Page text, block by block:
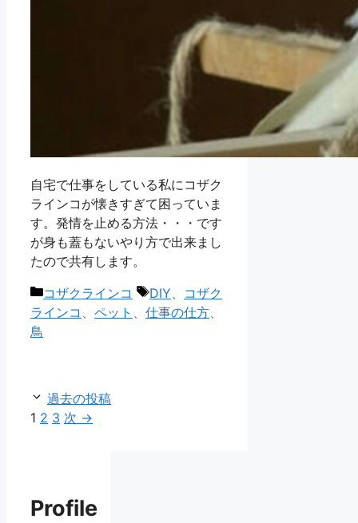
自宅で仕事をしている私にコザク
ラインコが懐きすぎて困っていま
す。発情を止める方法・・・です
が身も蓋もないやり方で出来まし
たので共有します。
カ
テ
コザクラインコ
タ
グ
DIY
コザク
ラインコ
ペット 仕事の仕方
鳥
過去の投稿
ペ
1 ペ
2 ペ
3 次 →
Profile